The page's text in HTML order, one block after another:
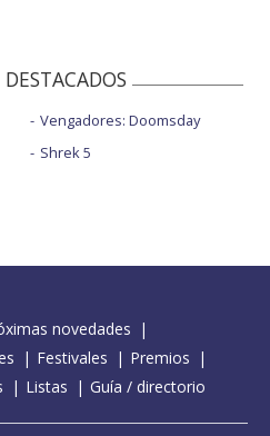
Vengadores: Doomsday
Shrek 5
novedades
Festivales
Premios
Listas Guía / directorio